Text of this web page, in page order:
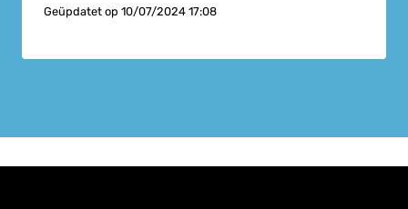
Geüpdatet op 10/07/2024 17:08